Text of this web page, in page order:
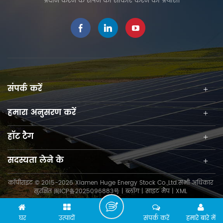
दक्षता को बढ़ाता है। इसके अलावा,
इसे आसानी से स्थापित किया जा
सकता है और लागत बचाता है।
संपर्क करें
हमारा अनुसरण करें
हॉट टैग
सदस्यता लेने के
कॉपीराइट © 2015-2026 Xiamen Huge Energy Stock Co.,Ltd.सभी अधिकार
सुरक्षित闽ICP备2025096883号|ब्लॉग|साइट मैप| XML
घर उत्पादों हमारे बारे में
संपर्क करें